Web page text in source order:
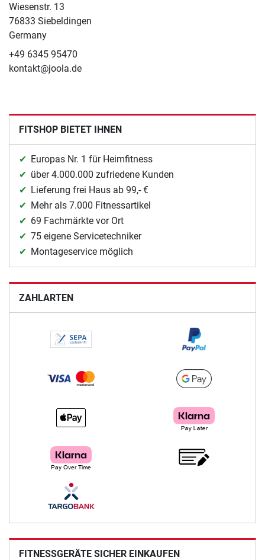
Wiesenstr. 13
76833 Siebeldingen
Germany
+49 6345 95470
kontakt@joola.de
FITSHOP BIETET IHNEN
Europas Nr. 1 für Heimfitness
über 4.000.000 zufriedene Kunden
Lieferung frei Haus ab 99,- €
Mehr als 7.000 Fitnessartikel
69 Fachmärkte vor Ort
75 eigene Servicetechniker
Montageservice möglich
ZAHLARTEN
FITNESSGERÄTE SICHER EINKAUFEN